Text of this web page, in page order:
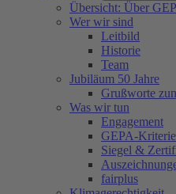
Übersicht: Über
Wer wir sind
Leitbild
Historie
Team
Jubiläum 50 Jahre
Grußworte
Was wir tun
Engagement
GEPA-
Siegel &
fairplus